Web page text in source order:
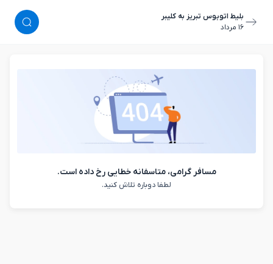
بلیط اتوبوس تبریز به کلیبر
١٦ مرداد
مسافر گرامی، متاسفانه خطایی رخ داده است.
لطفا دوباره تلاش کنید.